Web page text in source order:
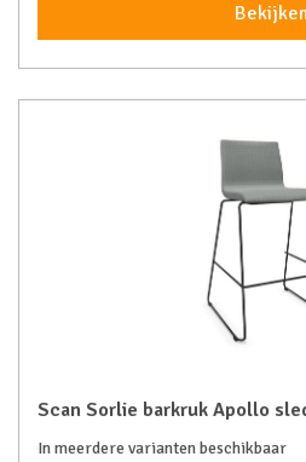
Scan Sorlie barkruk Apollo
In meerdere varianten beschikbaar